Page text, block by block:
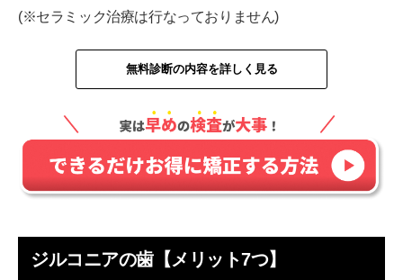
(※セラミック治療は行なっておりません)
無料診断の内容を詳しく見る
ジルコニアの歯【メリット7つ】